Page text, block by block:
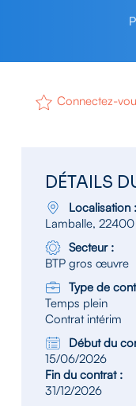
Connectez-
DÉTAILS
Localisation :
Lamballe,
Secteur :
BTP gros œuvre
Type de
Temps plein
Contrat intérim
Début du
15/06/2026
Fin du contrat :
31/12/2026